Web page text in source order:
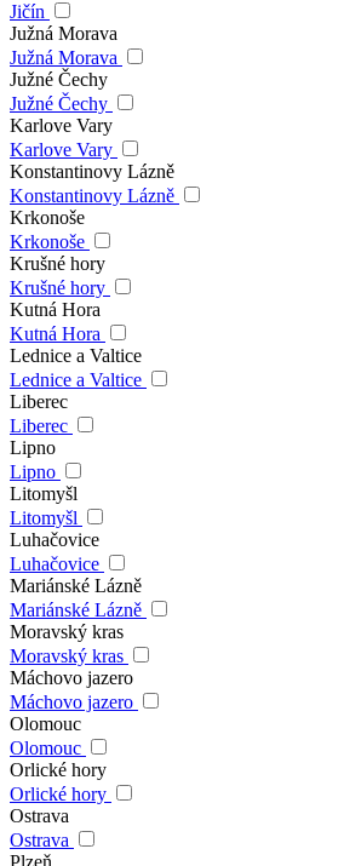
Jičín
Južná Morava
Južná Morava
Južné Čechy
Južné Čechy
Karlove Vary
Karlove Vary
Konstantinovy Lázně
Konstantinovy Lázně
Krkonoše
Krkonoše
Krušné hory
Krušné hory
Kutná Hora
Kutná Hora
Lednice a Valtice
Lednice a Valtice
Liberec
Liberec
Lipno
Lipno
Litomyšl
Litomyšl
Luhačovice
Luhačovice
Mariánské Lázně
Mariánské Lázně
Moravský kras
Moravský kras
Máchovo jazero
Máchovo jazero
Olomouc
Olomouc
Orlické hory
Orlické hory
Ostrava
Ostrava